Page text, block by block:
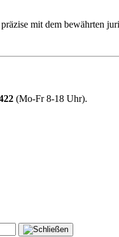
mit dem bewährten
(Mo-Fr 8-18 Uhr).